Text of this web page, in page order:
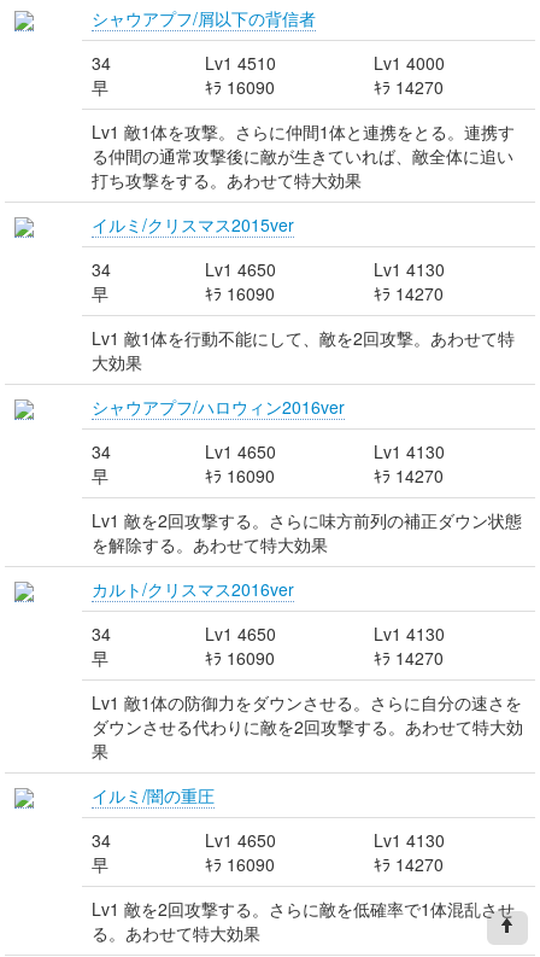
シャウアプフ/屑以下の背信者
34
早
Lv1 4510
ｷﾗ 16090
Lv1 4000
ｷﾗ 14270
Lv1 敵1体を攻撃。さらに仲間1体と連携をとる。連携す
る仲間の通常攻撃後に敵が生きていれば、敵全体に追い
打ち攻撃をする。あわせて特大効果
イルミ/クリスマス2015ver
34
早
Lv1 4650
ｷﾗ 16090
Lv1 4130
ｷﾗ 14270
Lv1 敵1体を行動不能にして、敵を2回攻撃。あわせて特
大効果
シャウアプフ/ハロウィン2016ver
34
早
Lv1 4650
ｷﾗ 16090
Lv1 4130
ｷﾗ 14270
Lv1 敵を2回攻撃する。さらに味方前列の補正ダウン状態
を解除する。あわせて特大効果
カルト/クリスマス2016ver
34
早
Lv1 4650
ｷﾗ 16090
Lv1 4130
ｷﾗ 14270
Lv1 敵1体の防御力をダウンさせる。さらに自分の速さを
ダウンさせる代わりに敵を2回攻撃する。あわせて特大効
果
イルミ/闇の重圧
34
早
Lv1 4650
ｷﾗ 16090
Lv1 4130
ｷﾗ 14270
Lv1 敵を2回攻撃する。さらに敵を低確率で1体混乱させ
る。あわせて特大効果